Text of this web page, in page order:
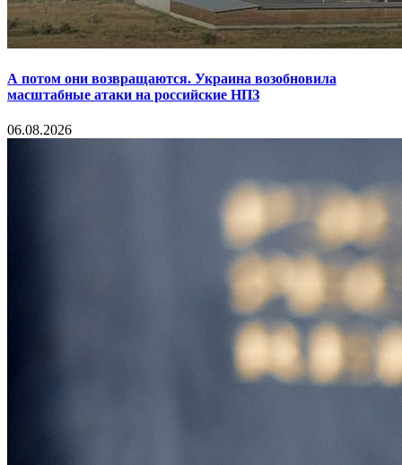
А потом они возвращаются. Украина возобновила
масштабные атаки на российские НПЗ
06.08.2026